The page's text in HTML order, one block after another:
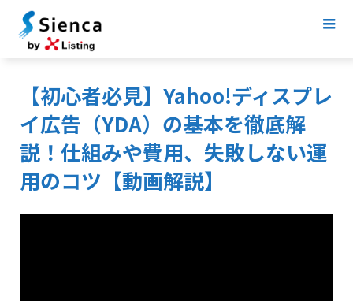
【初心者必見】Yahoo!ディスプレ
イ広告（YDA）の基本を徹底解
説！仕組みや費用、失敗しない運
用のコツ【動画解説】